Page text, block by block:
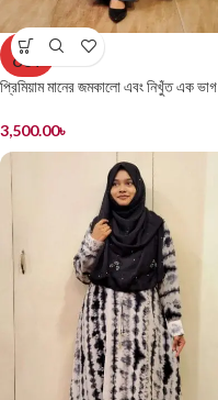
SOLD
OUT
প্রিমিয়াম মানের জমকালো এবং নিখুঁত এক ভাগ
3,500.00৳